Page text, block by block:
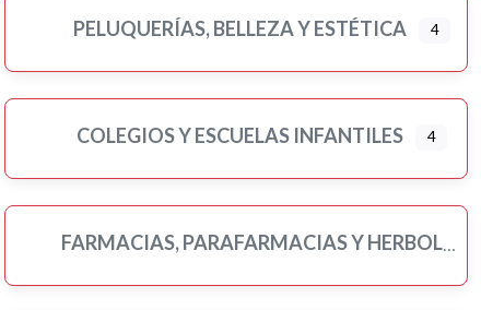
PELUQUERÍAS, BELLEZA Y ESTÉTICA 4
COLEGIOS Y ESCUELAS INFANTILES 4
FARMACIAS, PARAFARMACIAS Y HERBOLARIOS